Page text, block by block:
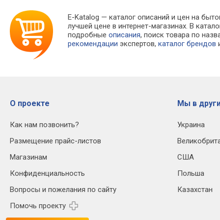
E-Katalog — каталог описаний и цен на
лучшей цене в интернет-магазинах. В
подробныеописания, поиск товара по
рекомендации экспертов,каталог брендов
О проекте
Как нам позвонить?
Размещение прайс-листов
Магазинам
Конфиденциальность
Вопросы и пожелания по сайту
Помочь проекту
Мы в
Украина
США
Польша
Казахстан